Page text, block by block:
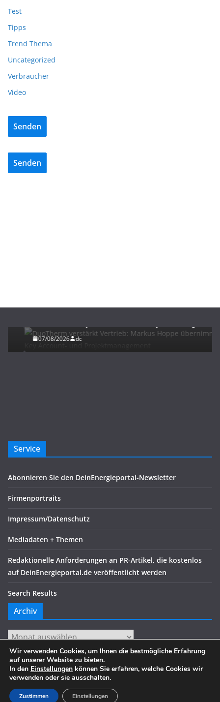
Test
Tipps
Trend Thema
Uncategorized
Verbraucher
Video
Senden
Senden
07/08/2026 dc
Service
Abonnieren Sie den DeinEnergieportal-Newsletter
Firmenportraits
Impressum/Datenschutz
Mediadaten + Themen
Redaktionelle Anforderungen an PR-Artikel, die kostenlos
auf DeinEnergieportal.de veröffentlicht werden
Search Results
Archiv
Archiv
Copyright © 2026. Alle Rechte vorbehalten.
Theme:ColorMag von ThemeGrill. Präsentiert von
Wir verwenden Cookies, um Ihnen die bestmögliche Erfahrung
auf unserer Website zu bieten.
In den Einstellungen können Sie erfahren, welche Cookies wir
verwenden oder sie ausschalten.
Zustimmen Einstellungen